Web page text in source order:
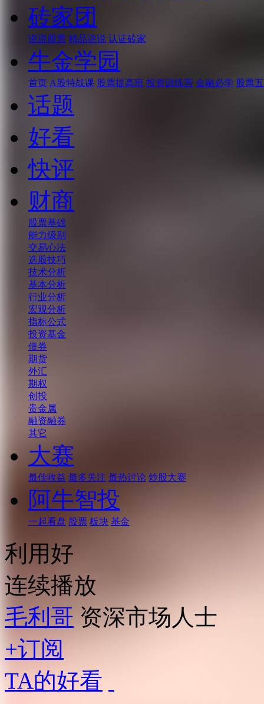
砖家团
说说股票 精品说说 认证砖家
牛金学园
首页 A股特战课 股票提高班 投资训练营 金融必学 股票
话题
好看
快评
财商
股票基础
能力级别
交易心法
选股技巧
技术分析
基本分析
行业分析
宏观分析
指标公式
投资基金
债券
期货
外汇
期权
创投
贵金属
融资融券
其它
大赛
最佳收益 最多关注 最热讨论 炒股大赛
阿牛智投
一起看盘 股票 板块 基金
利用好
连续播放
毛利哥 资深市场人士
+订阅
TA的好看